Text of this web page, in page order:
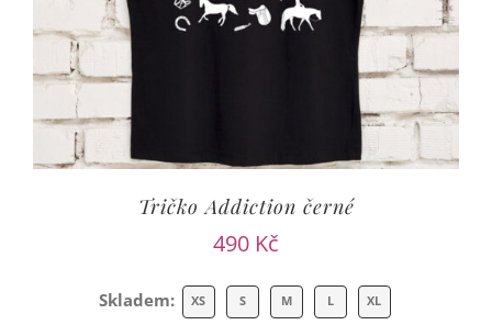
Tričko Addiction černé
490 Kč
Skladem: XS S M L XL